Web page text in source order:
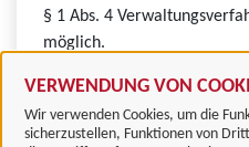
VERWENDUNG VON
Wir verwenden Cookies, um die
sicherzustellen, Funktionen von
§ 1 Abs. 4
möglich.